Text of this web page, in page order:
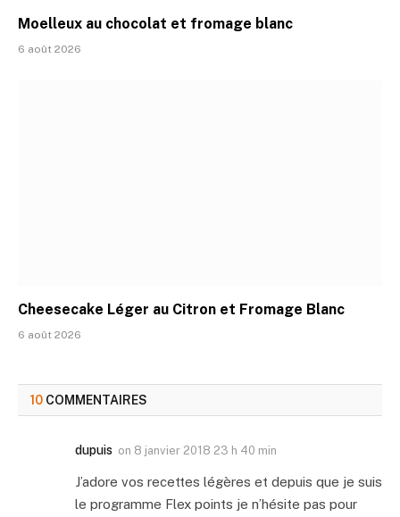
Moelleux au chocolat et fromage blanc
6 août 2026
Cheesecake Léger au Citron et Fromage Blanc
6 août 2026
10 COMMENTAIRES
dupuis on 8 janvier 2018 23 h 40 min
J’adore vos recettes légères et depuis que je suis
le programme Flex points je n’hésite pas pour